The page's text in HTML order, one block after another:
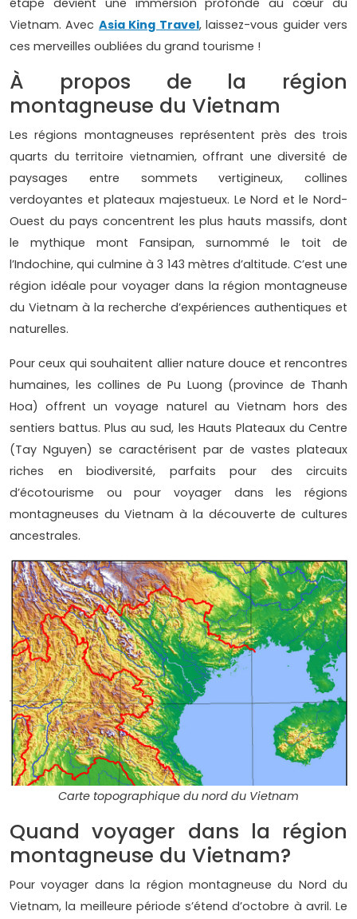
étape devient une immersion profonde au cœur du
Vietnam. Avec Asia King Travel, laissez-vous guider vers
ces merveilles oubliées du grand tourisme !
À propos de la région
montagneuse du Vietnam
Les régions montagneuses représentent près des trois
quarts du territoire vietnamien, offrant une diversité de
paysages entre sommets vertigineux, collines
verdoyantes et plateaux majestueux. Le Nord et le Nord-
Ouest du pays concentrent les plus hauts massifs, dont
le mythique mont Fansipan, surnommé le toit de
l’Indochine, qui culmine à 3 143 mètres d’altitude. C’est une
région idéale pour voyager dans la région montagneuse
du Vietnam à la recherche d’expériences authentiques et
naturelles.
Pour ceux qui souhaitent allier nature douce et rencontres
humaines, les collines de Pu Luong (province de Thanh
Hoa) offrent un voyage naturel au Vietnam hors des
sentiers battus. Plus au sud, les Hauts Plateaux du Centre
(Tay Nguyen) se caractérisent par de vastes plateaux
riches en biodiversité, parfaits pour des circuits
d’écotourisme ou pour voyager dans les régions
montagneuses du Vietnam à la découverte de cultures
ancestrales.
Carte topographique du nord du Vietnam
Quand voyager dans la région
montagneuse du Vietnam?
Pour voyager dans la région montagneuse du Nord du
Vietnam, la meilleure période s’étend d’octobre à avril. Le